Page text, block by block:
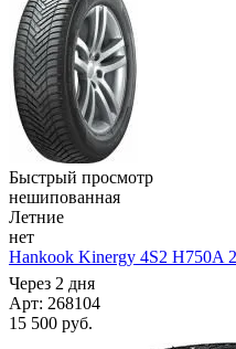
Быстрый просмотр
нешипованная
Летние
нет
Hankook Kinergy 4S2 H750A
Через 2 дня
Арт: 268104
15 500 руб.